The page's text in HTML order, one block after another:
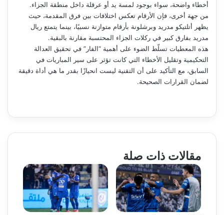
أخطاء واضحة، سواء بوجود لمسة يد أو عرقلة داخل منطقة الجزاء.
من جهة أخرى، فإن الأرقام تعكس اختلافات بين فرق المقدمة، حيث
يظهر أتلتيكو مدريد وبرشلونة بأرقام متوازنة نسبيًا، بينما يتمتع ريال
مدريد بفارق كبير في ركلات الجزاء المحتسبة مقارنة بالبقية.
هذه المعطيات تسلّط الضوء على أهمية “الفار” في تحقيق العدالة
التحكيمية وتقليل الأخطاء التي كانت تؤثر على سير المباريات في
السابق، مع التأكيد على أن التقنية ليست انحيازًا بقدر ما هي أداة دقيقة
لضمان القرارات الصحيحة.
مقالات ذات صلة